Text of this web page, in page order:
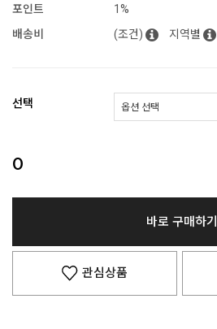
포인트
1%
배송비
(조건) 지역별
선택
0
바로 구매하기
관심상품